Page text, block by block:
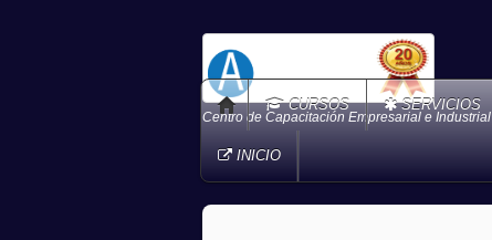
Centro de Capacitación Empresarial e Industrial
CURSOS SERVICIOS
INICIO